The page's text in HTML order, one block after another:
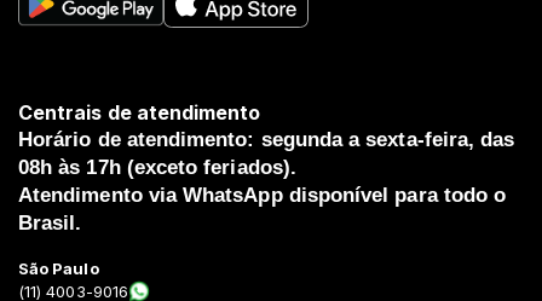
Centrais de atendimento
Horário de atendimento: segunda a sexta-feira, das
08h às 17h (exceto feriados).
Atendimento via WhatsApp disponível para todo o
Brasil.
São Paulo
(11) 4003-9016